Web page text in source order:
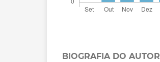
BIOGRAFIA DO AUTOR